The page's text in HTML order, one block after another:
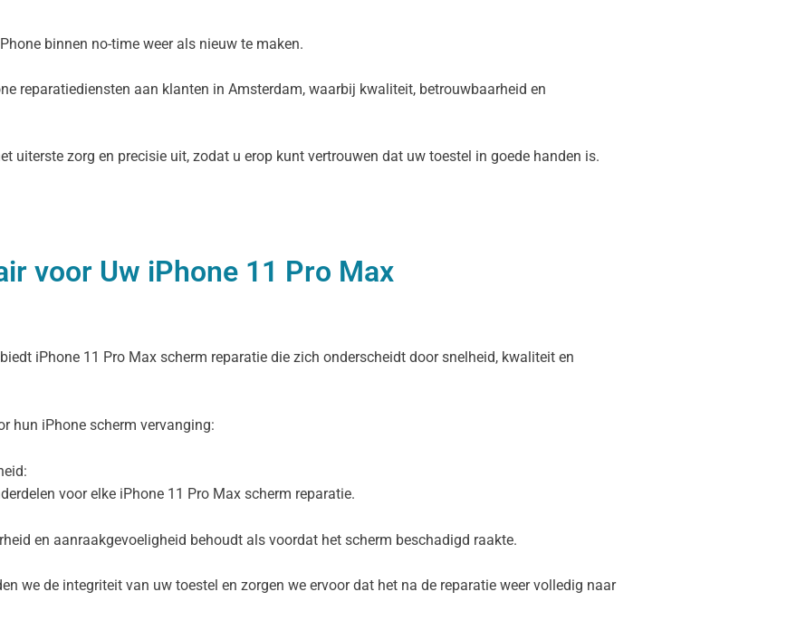
binnen no-time weer als nieuw te maken.
reparatiediensten aan klanten in Amsterdam, waarbij kwaliteit, betrouwbaarheid en
uiterste zorg en precisie uit, zodat u erop kunt vertrouwen dat uw toestel in goede handen is.
voor Uw iPhone 11 Pro Max
iPhone 11 Pro Max scherm reparatie die zich onderscheidt door snelheid, kwaliteit en
hun iPhone scherm vervanging:
voor elke iPhone 11 Pro Max scherm reparatie.
en aanraakgevoeligheid behoudt als voordat het scherm beschadigd raakte.
we de integriteit van uw toestel en zorgen we ervoor dat het na de reparatie weer volledig naar